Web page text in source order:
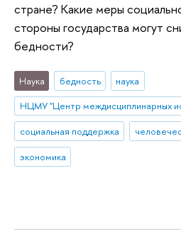
стране? Какие меры
стороны государства могут
бедности?
Наука бедность
наука
социальная поддержка
экономика